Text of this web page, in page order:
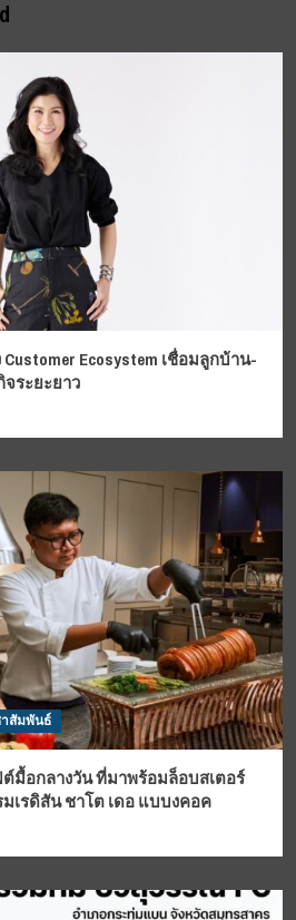
Customer Ecosystem เชื่อมลูกบ้าน-
ระยะยาว
สัมพันธ์
มื้อกลางวัน ที่มาพร้อมล็อบสเตอร์
เรดิสัน ชาโต เดอ แบบงคอค